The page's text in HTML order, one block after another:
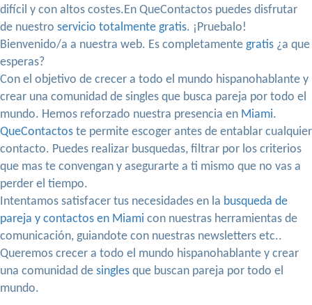
difícil y con altos costes.En QueContactos puedes disfrutar
de nuestro servicio totalmente gratis. ¡Pruebalo!
Bienvenido/a a nuestra web. Es completamente gratis ¿a que
esperas?
Con el objetivo de crecer a todo el mundo hispanohablante y
crear una comunidad de singles que busca pareja por todo el
mundo. Hemos reforzado nuestra presencia en Miami.
QueContactos te permite escoger antes de entablar cualquier
contacto. Puedes realizar busquedas, filtrar por los criterios
que mas te convengan y asegurarte a ti mismo que no vas a
perder el tiempo.
Intentamos satisfacer tus necesidades en la busqueda de
pareja y contactos en Miami con nuestras herramientas de
comunicación, guiandote con nuestras newsletters etc..
Queremos crecer a todo el mundo hispanohablante y crear
una comunidad de singles que buscan pareja por todo el
mundo.